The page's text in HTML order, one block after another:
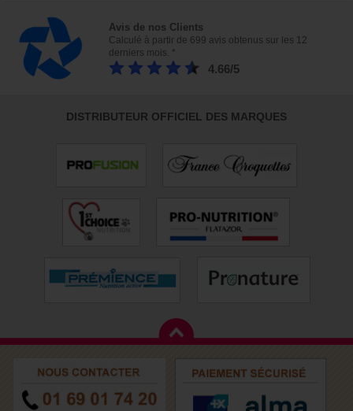
Avis de nos Clients
Calculé à partir de 699 avis obtenus sur les 12
derniers mois. *
4.66/5
DISTRIBUTEUR OFFICIEL DES MARQUES